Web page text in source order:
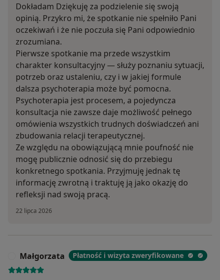
Dokładam Dziękuję za podzielenie się swoją
opinią. Przykro mi, że spotkanie nie spełniło Pani
oczekiwań i że nie poczuła się Pani odpowiednio
zrozumiana.
Pierwsze spotkanie ma przede wszystkim
charakter konsultacyjny — służy poznaniu sytuacji,
potrzeb oraz ustaleniu, czy i w jakiej formule
dalsza psychoterapia może być pomocna.
Psychoterapia jest procesem, a pojedyncza
konsultacja nie zawsze daje możliwość pełnego
omówienia wszystkich trudnych doświadczeń ani
zbudowania relacji terapeutycznej.
Ze względu na obowiązującą mnie poufność nie
mogę publicznie odnosić się do przebiegu
konkretnego spotkania. Przyjmuję jednak tę
informację zwrotną i traktuję ją jako okazję do
refleksji nad swoją pracą.
22 lipca 2026
Małgorzata Płatność i wizyta zweryfikowane